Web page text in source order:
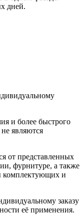
дней.
и более быстрого
являются
от представленных
фурнитуре, а также
комплектующих и
заказу
её применения.